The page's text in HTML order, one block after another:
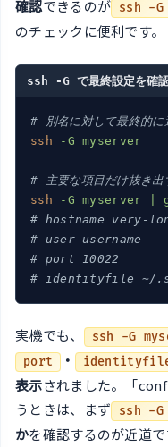
確認できるのが ssh -G
のチェックに便利です。
ssh -G で最終設定を確
# 別名に対して最終的に
ssh
-G myserver
# 主要な項目だけ抜き出
ssh
-G myserver
# hostname very-
# user username
# port 10022
# identityfile ~/
実機でも、 ssh -G
port ・
表示されました。「
うときは、まず
ssh -G
かを確認するのが近道